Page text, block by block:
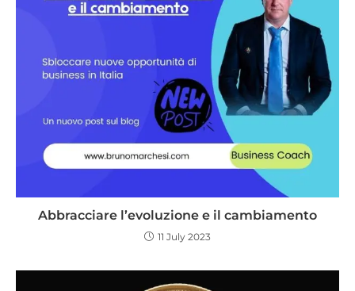
Abbracciare l’evoluzione e il cambiamento
11 July 2023